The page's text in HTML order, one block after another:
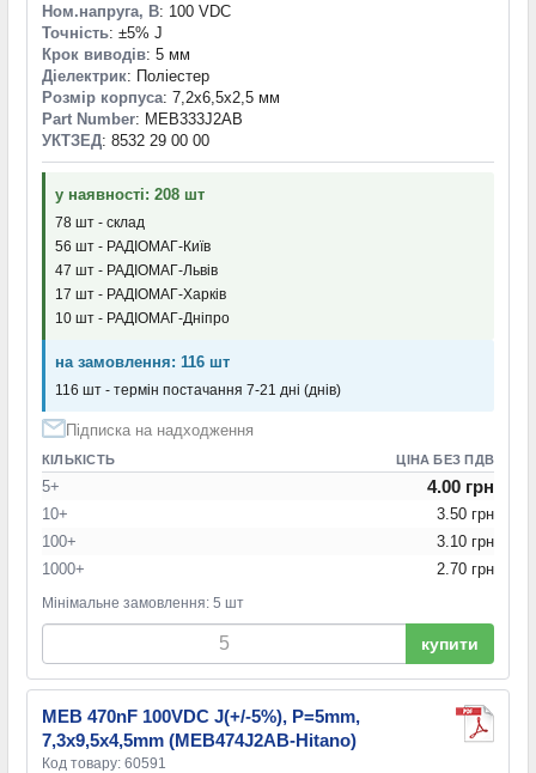
Ном.напруга, В: 100 VDC
Точність: ±5% J
Крок виводів: 5 мм
Діелектрик: Поліестер
Розмір корпуса: 7,2x6,5x2,5 мм
Part Number: MEB333J2AB
УКТЗЕД: 8532 29 00 00
у наявності: 208 шт
78 шт - склад
56 шт - РАДІОМАГ-Київ
47 шт - РАДІОМАГ-Львів
17 шт - РАДІОМАГ-Харків
10 шт - РАДІОМАГ-Дніпро
на замовлення: 116 шт
116 шт - термін постачання 7-21 дні (днів)
Підписка на надходження
КІЛЬКІСТЬ ЦІНА БЕЗ ПДВ
5+ 4.00 грн
10+
3.50 грн
100+
3.10 грн
1000+
2.70 грн
Мінімальне замовлення: 5 шт
купити
MEB 470nF 100VDC J(+/-5%), P=5mm,
7,3x9,5x4,5mm (MEB474J2AB-Hitano)
Код товару: 60591